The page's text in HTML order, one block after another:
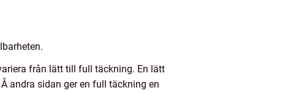
från lätt till full täckning. En lätt
andra sidan ger en full täckning en